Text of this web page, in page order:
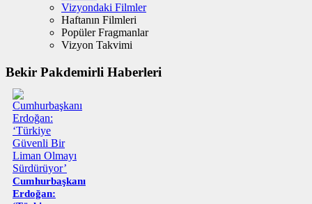
Vizyondaki Filmler
Haftanın Filmleri
Popüler Fragmanlar
Vizyon Takvimi
Bekir Pakdemirli Haberleri
Cumhurbaşkanı
Erdoğan: